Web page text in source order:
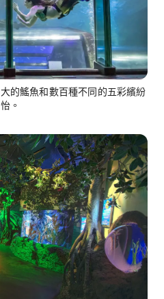
的鰩魚和數百種不同的五彩繽紛
。